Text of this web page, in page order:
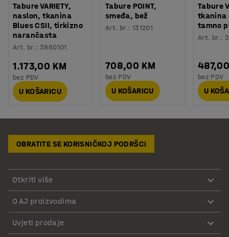
Tabure VARIETY,
naslon, tkanina
Blues CSII, tirkizno
narančasta
Art. br.:3860101
1.173,00 KM
bez PDV
U KOŠARICU
Tabure POINT,
smeđa, bež
Art. br.: 131201
708,00 KM
bez PDV
U KOŠARICU
Tabure
tkanina
tamno
Art. br.:
bez PDV
U
OBRATITE SE KORISNIČKOJ PODRŠCI
Otkriti više
O AJ proizvodima
Uvjeti prodaje